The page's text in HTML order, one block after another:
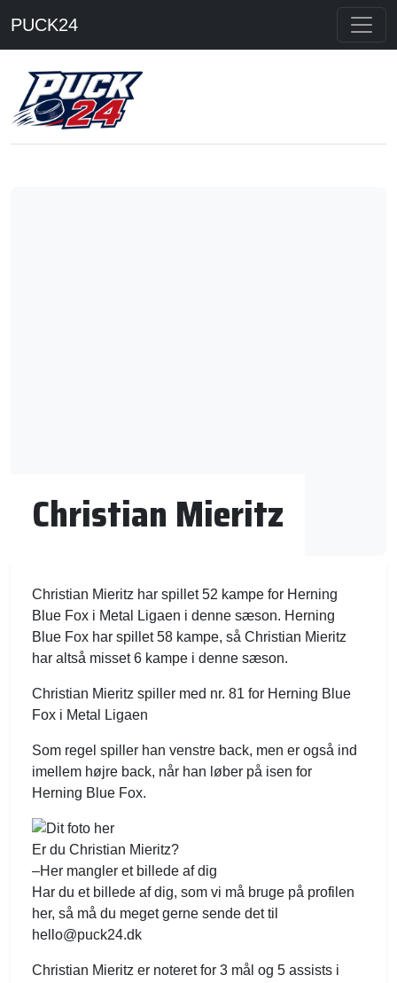
PUCK24
Christian Mieritz
Christian Mieritz har spillet 52 kampe for Herning
Blue Fox i Metal Ligaen i denne sæson. Herning
Blue Fox har spillet 58 kampe, så Christian Mieritz
har altså misset 6 kampe i denne sæson.
Christian Mieritz spiller med nr. 81 for Herning Blue
Fox i Metal Ligaen
Som regel spiller han venstre back, men er også ind
imellem højre back, når han løber på isen for
Herning Blue Fox.
Er du Christian Mieritz?
–Her mangler et billede af dig
Har du et billede af dig, som vi må bruge på profilen
her, så må du meget gerne sende det til
hello@puck24.dk
Christian Mieritz er noteret for 3 mål og 5 assists i